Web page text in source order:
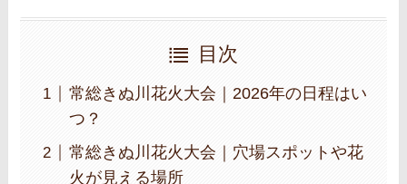
目次
常総きぬ川花火大会｜2026年の日程はい
つ？
常総きぬ川花火大会｜穴場スポットや花
火が見える場所